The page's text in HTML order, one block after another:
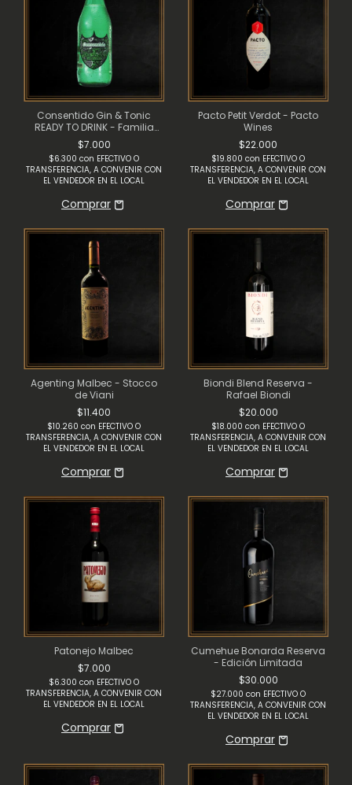
Consentido Gin & Tonic
READY TO DRINK - Familia
Azcona
$7.000
$6.300 con EFECTIVO O
TRANSFERENCIA, A CONVENIR CON
EL VENDEDOR EN EL LOCAL
Pacto Petit Verdot - Pacto
Wines
$22.000
$19.800 con EFECTIVO O
TRANSFERENCIA, A CONVENIR CON
EL VENDEDOR EN EL LOCAL
Agenting Malbec - Stocco
de Viani
$11.400
$10.260 con EFECTIVO O
TRANSFERENCIA, A CONVENIR CON
EL VENDEDOR EN EL LOCAL
Biondi Blend Reserva -
Rafael Biondi
$20.000
$18.000 con EFECTIVO O
TRANSFERENCIA, A CONVENIR CON
EL VENDEDOR EN EL LOCAL
Patonejo Malbec
$7.000
$6.300 con EFECTIVO O
TRANSFERENCIA, A CONVENIR CON
EL VENDEDOR EN EL LOCAL
Cumehue Bonarda Reserva
- Edición Limitada
$30.000
$27.000 con EFECTIVO O
TRANSFERENCIA, A CONVENIR CON
EL VENDEDOR EN EL LOCAL